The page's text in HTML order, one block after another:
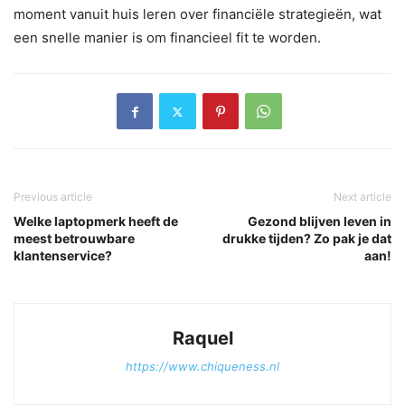
moment vanuit huis leren over financiële strategieën, wat
een snelle manier is om financieel fit te worden.
Previous article
Welke laptopmerk heeft de
meest betrouwbare
klantenservice?
Next article
Gezond blijven leven in
drukke tijden? Zo pak je dat
aan!
Raquel
https://www.chiqueness.nl